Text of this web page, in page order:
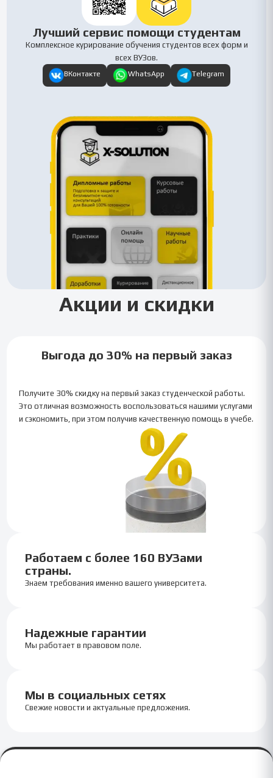
Лучший сервис помощи студентам
Комплексное курирование обучения студентов всех форм и
всех ВУЗов.
ВКонтакте WhatsApp Telegram
Акции и скидки
Выгода до 30% на первый заказ
Получите 30% скидку на первый заказ студенческой работы.
Это отличная возможность воспользоваться нашими услугами
и сэкономить, при этом получив качественную помощь в учебе.
Работаем с более 160 ВУЗами
страны.
Знаем требования именно вашего университета.
Надежные гарантии
Мы работает в правовом поле.
Мы в социальных сетях
Свежие новости и актуальные предложения.